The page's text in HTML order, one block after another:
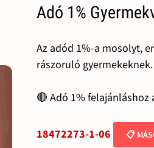
Adó 1%
Az adód 1%-a mosolyt,
rászoruló gyermekeknek.
🔴 Adó 1% felajánláshoz
18472273-1-06 📋